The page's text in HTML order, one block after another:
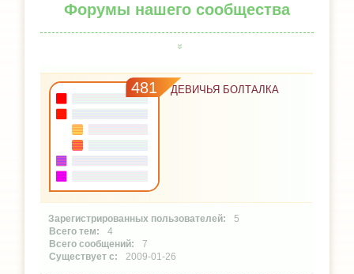
Форумы нашего сообщества
481 ДЕВИЧЬЯ БОЛТАЛКА
5
4
7
2009-01-26